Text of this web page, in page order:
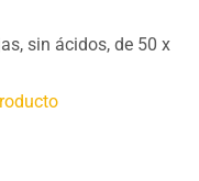
sin ácidos, de 50 x